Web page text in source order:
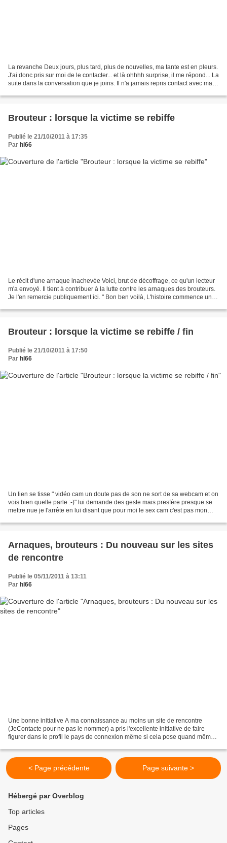
La revanche Deux jours, plus tard, plus de nouvelles, ma tante est en pleurs.
J'ai donc pris sur moi de le contacter... et là ohhhh surprise, il me répond... La
suite dans la conversation que je joins. Il n'a jamais repris contact avec ma
Brouteur : lorsque la victime se rebiffe
Publié le 21/10/2011 à 17:35
Par hl66
Le récit d'une arnaque inachevée Voici, brut de décoffrage, ce qu'un lecteur
m'a envoyé. Il tient à contribuer à la lutte contre les arnaques des brouteurs.
Je l'en remercie publiquement ici. " Bon ben voilà, L'histoire commence un
Brouteur : lorsque la victime se rebiffe / fin
Publié le 21/10/2011 à 17:50
Par hl66
Un lien se tisse " vidéo cam un doute pas de son ne sort de sa webcam et on
vois bien quelle parle :-)" lui demande des geste mais presfère presque se
mettre nue je l'arrête en lui disant que pour moi le sex cam c'est pas mon
Arnaques, brouteurs : Du nouveau sur les sites
de rencontre
Publié le 05/11/2011 à 13:11
Par hl66
Une bonne initiative A ma connaissance au moins un site de rencontre
(JeContacte pour ne pas le nommer) a pris l'excellente initiative de faire
figurer dans le profil le pays de connexion même si cela pose quand même
< Page précédente Page suivante >
Hébergé par Overblog
Top articles
Pages